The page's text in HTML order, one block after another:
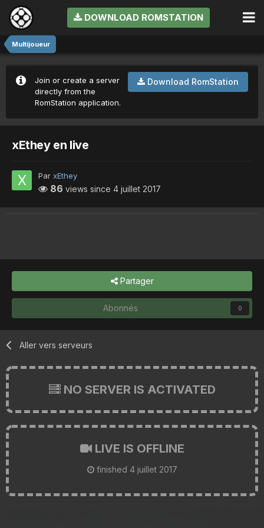
DOWNLOAD ROMSTATION
Multijoueur
Download RomStation
Join or create a server
directly from the
RomStation application.
xEthey en live
Par xEthey
86 views since 4 juillet 2017
Partager
Abonnés 0
Aller vers serveurs
NO SERVER IS ACTIVATED
LIVE IS OFFLINE
finished 4 juillet 2017